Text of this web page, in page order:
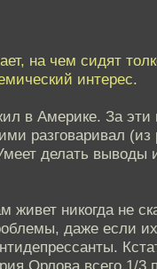
на чем сидят
интерес.
в Америке. За эти
разговаривал (из
делать выводы
живет никогда не
даже если
Орлова всего 1/3